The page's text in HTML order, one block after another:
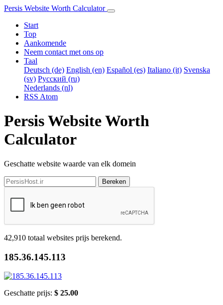
Persis Website Worth Calculator
Start
Top
Aankomende
Neem contact met ons op
Taal
Deutsch (de) English (en) Español (es) Italiano (it) Svenska
(sv) Русский (ru)
Nederlands (nl)
RSS Atom
Persis Website Worth
Calculator
Geschatte website waarde van elk domein
Bereken
42,910 totaal websites prijs berekend.
185.36.145.113
Geschatte prijs: $ 25.00